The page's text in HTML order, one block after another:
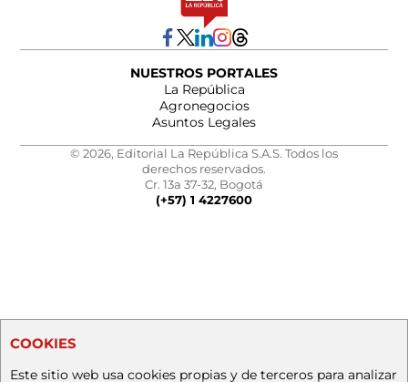
NUESTROS PORTALES
La República
Agronegocios
Asuntos Legales
© 2026, Editorial La República S.A.S. Todos los
derechos reservados.
Cr. 13a 37-32, Bogotá
(+57) 1 4227600
COOKIES
Este sitio web usa cookies propias y de terceros para analizar